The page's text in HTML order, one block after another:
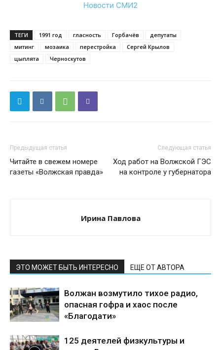
Новости СМИ2
ТЕГИ 1991 год гласность Горбачёв
депутаты
митинг
мозаика перестройка
Сергей Крылов
цыплята
Черноскутов
Предыдущая статья
Читайте в свежем номере
газеты «Волжская правда»
Следующая статья
Ход работ на Волжской ГЭС
на контроле у губернатора
Ирина Павлова
ЭТО МОЖЕТ БЫТЬ ИНТЕРЕСНО ЕЩЕ ОТ АВТОРА
Волжан возмутило тихое радио,
опасная гофра и хаос после
«Благодати»
125 деятелей физкультуры и